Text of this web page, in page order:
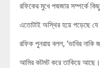
রফিকের মুখে পদ্মজার সম্পর্কে
এতোটাই অস্থির হয়ে পড়েছে যে
রফিক পুনরায় বলল, ‘ভাবির
আমির কটমট করে তাকিয়ে